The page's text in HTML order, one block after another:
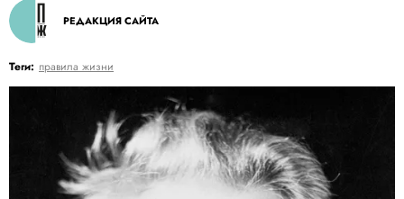
РЕДАКЦИЯ САЙТА
Теги: правила жизни